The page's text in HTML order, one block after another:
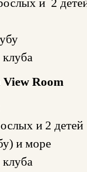
и 2
Room
и 2 детей
и море